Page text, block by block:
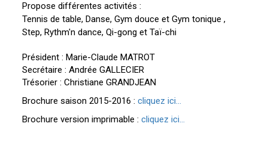
Propose différentes activités :
Tennis de table, Danse, Gym douce et Gym tonique ,
Step, Rythm'n dance, Qi-gong et Taï-chi
Président : Marie-Claude MATROT
Secrétaire : Andrée GALLECIER
Trésorier : Christiane GRANDJEAN
Brochure saison 2015-2016 :cliquez ici...
Brochure version imprimable :cliquez ici...